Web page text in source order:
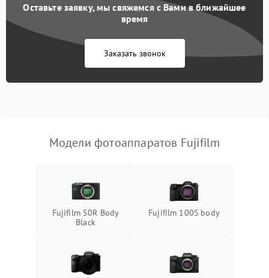
Оставьте заявку, мы свяжемся с Вами в ближайшее
время
Заказать звонок
Модели фотоаппаратов Fujifilm
Fujifilm 50R Body
Black
Fujifilm 100S body